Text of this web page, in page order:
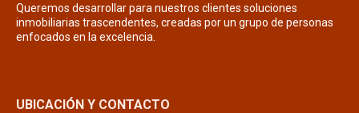
Queremos desarrollar para nuestros clientes soluciones
inmobiliarias trascendentes, creadas por un grupo de personas
enfocados en la excelencia.
UBICACIÓN Y CONTACTO